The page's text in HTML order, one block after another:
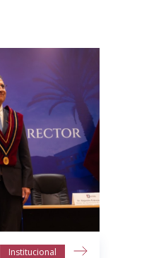
Institucional